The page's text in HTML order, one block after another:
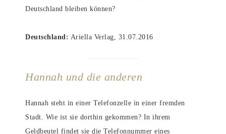
Deutschland bleiben können?
Deutschland: Ariella Verlag, 31.07.2016
Hannah und die anderen
Hannah steht in einer Telefonzelle in einer fremden
Stadt. Wie ist sie dorthin gekommen? In ihrem
Geldbeutel findet sie die Telefonnummer eines